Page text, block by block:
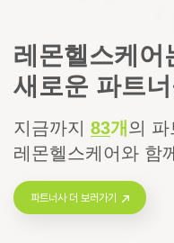
레몬헬스케어
새로운 파트
지금까지 83개 의 파
레몬헬스케어와 함
파트너사 더 보러가기